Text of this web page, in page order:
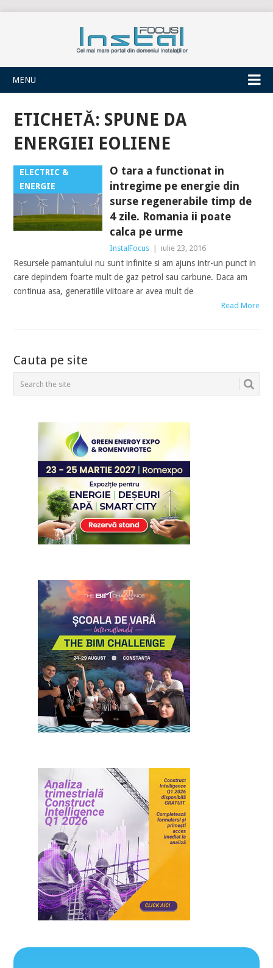
INSTALFOCUS
MENU
ETICHETĂ: SPUNE DA
ENERGIEI EOLIENE
ELECTRIC &
ENERGIE
O tara a functionat in
intregime pe energie din
surse regenerabile timp de
4 zile. Romania ii poate
calca pe urme
InstalFocus iulie 23, 2016
Resursele pamantului nu sunt infinite si am ajuns intr-un punct in
care depindem foarte mult de gaz petrol sau carbune. Daca am
continua asa, generatiile viitoare ar avea mult de
Read More
POSTS
NAVIGATION
Cauta pe site